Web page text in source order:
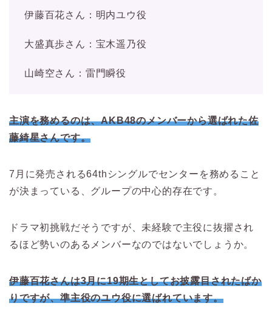
伊藤百花さん：明内ユウ役
大盛真歩さん：宝木遥乃役
山崎空さん：雷門瞬役
主演を務めるのは、AKB48のメンバーから選ばれた佐
藤綺星さんです。
7月に発売される64thシングルでセンターを務めること
が決まっている、グループの中心的存在です。
ドラマ初挑戦だそうですが、未経験で主役に抜擢され
るほど勢いのあるメンバーなのではないでしょうか。
伊藤百花さんは3月に19期生としてお披露目されたばか
りですが、準主役のユウ役に選ばれています。